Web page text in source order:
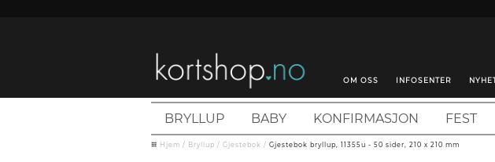
OM OSS INFOSENTER
BRYLLUP BABY KONFIRMASJON FEST
Hjem / Bryllup / Gjestebok / Gjestebok bryllup, 11355u - 50 sider, 210 x 210 mm